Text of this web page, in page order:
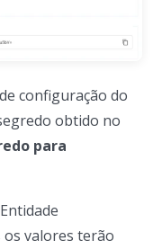
configuração do
obtido no
para
os valores terão